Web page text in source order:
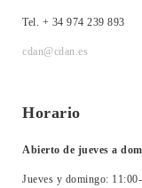
Tel. + 34 974 239 893
cdan@cdan.es
Horario
Abierto de jueves a
Jueves y domingo: